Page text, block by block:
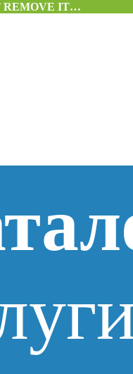
REMOVE IT…